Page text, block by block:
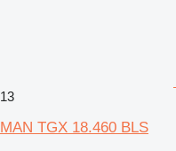
13
MAN TGX 18.460 BLS